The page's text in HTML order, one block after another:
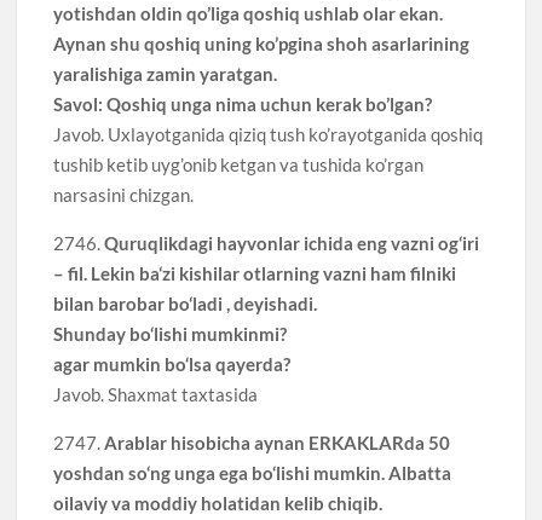
yotishdan oldin qo’liga qoshiq ushlab olar ekan.
Aynan shu qoshiq uning ko’pgina shoh asarlarining
yaralishiga zamin yaratgan.
Savol: Qoshiq unga nima uchun kerak bo’lgan?
Javob. Uxlayotganida qiziq tush ko’rayotganida qoshiq
tushib ketib uyg’onib ketgan va tushida ko’rgan
narsasini chizgan.
2746.Quruqlikdagi hayvonlar ichida eng vazni og‘iri
– fil. Lekin ba‘zi kishilar otlarning vazni ham filniki
bilan barobar bo‘ladi , deyishadi.
Shunday bo‘lishi mumkinmi?
agar mumkin bo‘lsa qayerda?
Javob. Shaxmat taxtasida
2747.Arablar hisobicha aynan ERKAKLARda 50
yoshdan so‘ng unga ega bo‘lishi mumkin. Albatta
oilaviy va moddiy holatidan kelib chiqib.